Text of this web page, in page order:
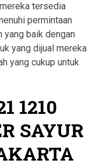
tersedia
permintaan
yang baik dengan
yang dijual mereka
yang cukup untuk
1210
SAYUR